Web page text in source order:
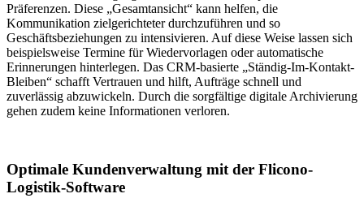
Präferenzen. Diese „Gesamtansicht“ kann helfen, die
Kommunikation zielgerichteter durchzuführen und so
Geschäftsbeziehungen zu intensivieren. Auf diese Weise lassen sich
beispielsweise Termine für Wiedervorlagen oder automatische
Erinnerungen hinterlegen. Das CRM-basierte „Ständig-Im-Kontakt-
Bleiben“ schafft Vertrauen und hilft, Aufträge schnell und
zuverlässig abzuwickeln. Durch die sorgfältige digitale Archivierung
gehen zudem keine Informationen verloren.
Optimale Kundenverwaltung mit der Flicono-
Logistik-Software